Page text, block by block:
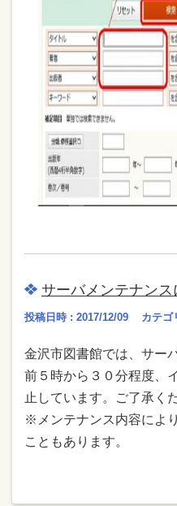
サーバメンテナンス
投稿日時 : 2017/12/09 カテゴ
金沢市図書館では、サー
前５時から３０分程度、
止しています。ご了承く
※メンテナンス内容によ
こともあります。